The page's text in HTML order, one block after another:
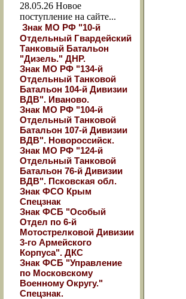
28.05.26 Новое
поступление на сайте...
Знак МО РФ "10-й
Отдельный Гвардейский
Танковый Батальон
"Дизель." ДНР.
Знак МО РФ "134-й
Отдельный Танковой
Батальон 104-й Дивизии
ВДВ". Иваново.
Знак МО РФ "104-й
Отдельный Танковой
Батальон 107-й Дивизии
ВДВ". Новороссийск.
Знак МО РФ "124-й
Отдельный Танковой
Батальон 76-й Дивизии
ВДВ". Псковская обл.
Знак ФСО Крым
Спецзнак
Знак ФСБ "Особый
Отдел по 6-й
Мотострелковой Дивизии
3-го Армейского
Корпуса". ДКС
Знак ФСБ "Управление
по Московскому
Военному Округу."
Спецзнак.